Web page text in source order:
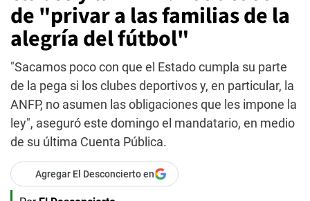
de "privar a las familias de la
alegría del fútbol"
"Sacamos poco con que el Estado cumpla su parte
de la pega si los clubes deportivos y, en particular, la
ANFP, no asumen las obligaciones que les impone la
ley", aseguró este domingo el mandatario, en medio
de su última Cuenta Pública.
Agregar El Desconcierto en